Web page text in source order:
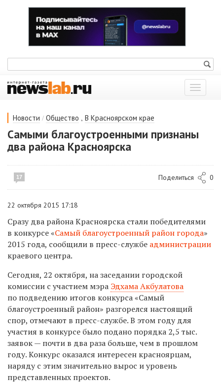
Показать
меню
Новости / Общество , В Красноярском крае
Самыми благоустроенными признаны
два района Красноярска
17 Поделиться 0
22 октября 2015 17:18
Сразу два района Красноярска стали победителями
в конкурсе «Самый благоустроенный район города»
2015 года, сообщили в пресс-службе администрации
краевого центра.
Сегодня, 22 октября, на заседании городской
комиссии с участием мэра Эдхама Акбулатова
по подведению итогов конкурса «Самый
благоустроенный район» разгорелся настоящий
спор, отмечают в пресс-службе. В этом году для
участия в конкурсе было подано порядка 2,5 тыс.
заявок — почти в два раза больше, чем в прошлом
году. Конкурс оказался интересен красноярцам,
наряду с этим значительно вырос и уровень
представленных проектов.